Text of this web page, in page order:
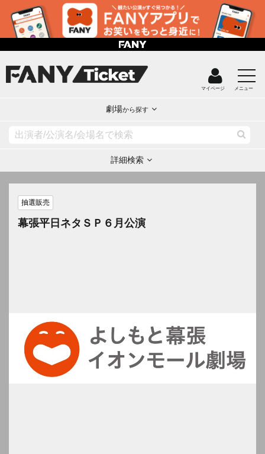
マイページ メニュー
劇場から探す
詳細検索
抽選販売
幕張平日ネタＳＰ６月公演